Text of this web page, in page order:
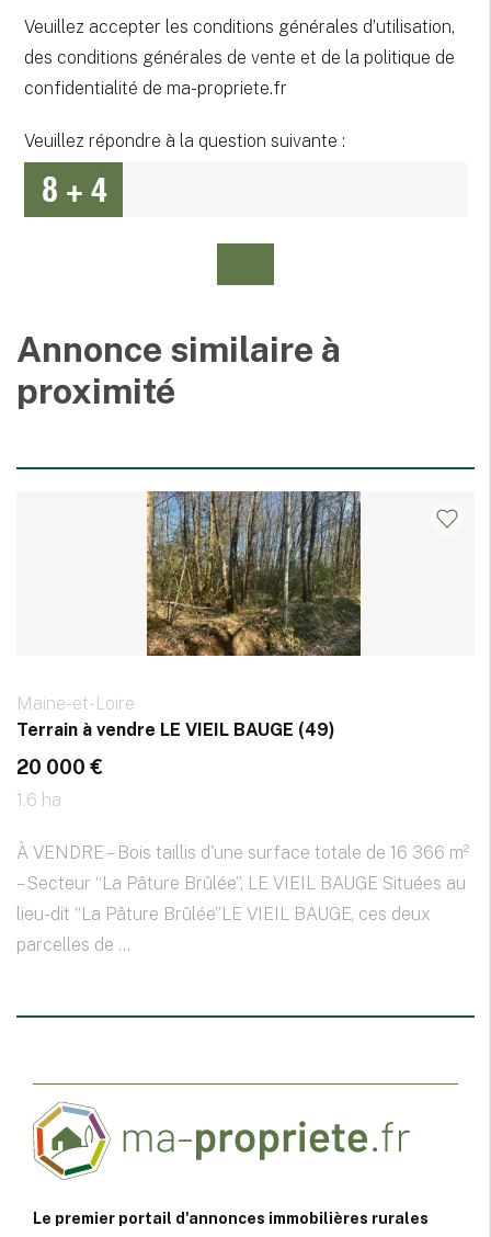
Veuillez accepter les conditions générales d’utilisation,
des conditions générales de vente et de la politique de
confidentialité de ma-propriete.fr
Veuillez répondre à la question suivante :
Annonce similaire à
proximité
Maine-et-Loire
Terrain à vendre LE VIEIL BAUGE (49)
20 000 €
1.6 ha
À VENDRE – Bois taillis d'une surface totale de 16 366 m²
– Secteur “La Pâture Brûlée”, LE VIEIL BAUGE Situées au
lieu-dit “La Pâture Brûlée”LE VIEIL BAUGE, ces deux
parcelles de ...
Le premier portail d'annonces immobilières rurales